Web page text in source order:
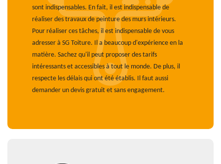
sont indispensables. En fait, il est indispensable de
réaliser des travaux de peinture des murs intérieurs.
Pour réaliser ces tâches, il est indispensable de vous
adresser à SG Toiture. Il a beaucoup d'expérience en la
matière. Sachez qu'il peut proposer des tarifs
intéressants et accessibles à tout le monde. De plus, il
respecte les délais qui ont été établis. Il faut aussi
demander un devis gratuit et sans engagement.